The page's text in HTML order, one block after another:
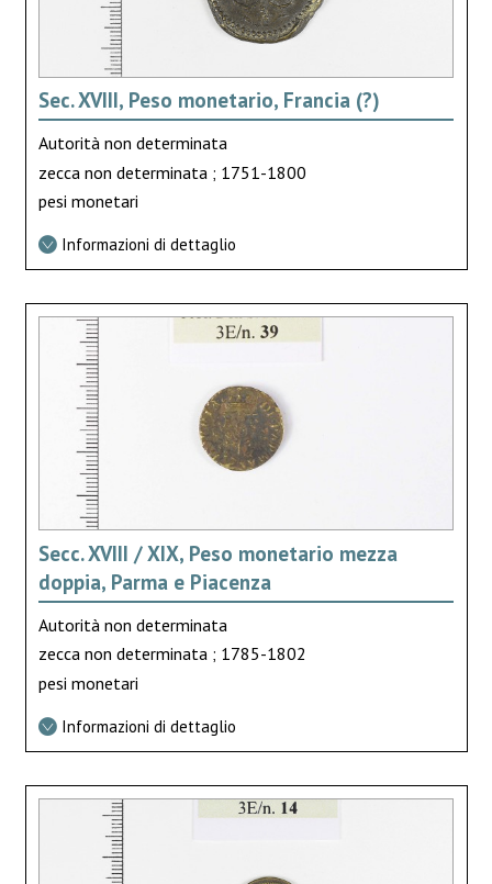
Sec. XVIII, Peso monetario, Francia (?)
Autorità non determinata
zecca non determinata ; 1751-1800
pesi monetari
Informazioni di dettaglio
Secc. XVIII / XIX, Peso monetario mezza
doppia, Parma e Piacenza
Autorità non determinata
zecca non determinata ; 1785-1802
pesi monetari
Informazioni di dettaglio